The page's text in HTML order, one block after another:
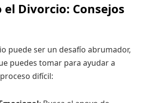
Divorcio: Consejos
puede ser un desafío abrumador,
puedes tomar para ayudar a
difícil: